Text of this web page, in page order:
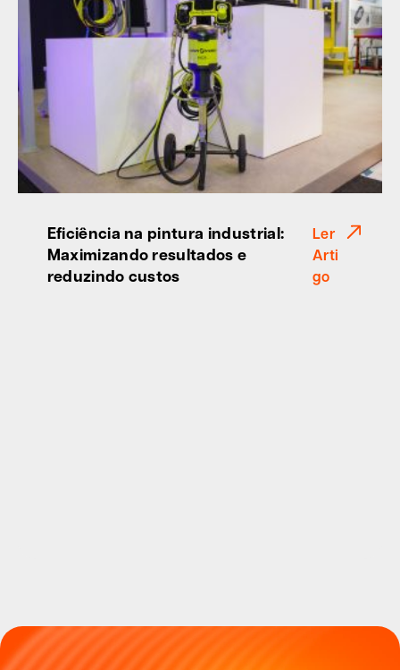
Eficiência na pintura industrial:
Maximizando resultados e
reduzindo custos
Ler
Arti
go